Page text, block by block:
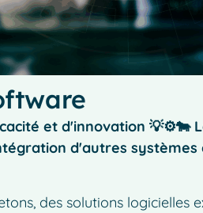
et d'innovation 💡⚙️🐄
d'autres
des solutions logicielles